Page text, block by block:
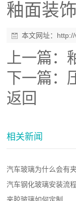
釉面装
本文网址：
上一篇：
下一篇：
返回
相关新闻
汽车玻璃为什么会有
汽车钢化玻璃安装流